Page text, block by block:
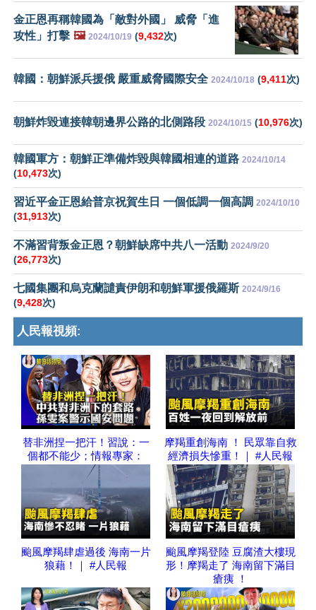
金正恩再稱韓國為「敵對外國」 威脅「進
攻性」打擊 🖼️ 2024/10/19 (9,432次)
韓國：朝鮮派兵援俄 嚴重威脅國際安全 2024/10/18 (9,411次)
朝鮮炸毀連接韓朝邊界公路的北側路段 2024/10/15 (10,976次)
韓國軍方：朝鮮正準備炸毀與韓國相連的道路 2024/10/14
(10,473次)
習近平金正恩給普京祝賀生日 一個低調一個高調 2024/10/10
(31,913次)
不滿習背叛金正恩？朝鮮缺席中共八一活動 2024/9/20
(26,773次)
七國集團和烏克蘭譴責伊朗和朝鮮軍援俄羅斯 2024/9/16
(9,428次)
人民報視頻:
替非洲捏一把汗！習說：一
個都不能少；情報專家：
摩羯重創海南 ！ 民眾靠自救
經濟損失慘重！｜ #人民報
颱風摩羯肆虐過後 海南一片
狼藉！｜ #人民報
颱風摩羯登陸 豆腐渣大樓現
形！摩羯走了 海南留下滿目
瘡痍 ！